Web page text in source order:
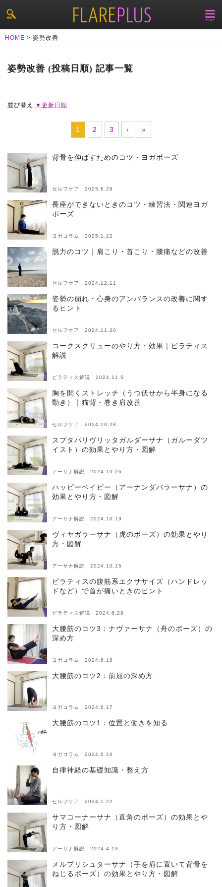
HOME > 姿勢改善
姿勢改善 (投稿日順) 記事一覧
並び替え ▼更新日順
1 2 3 › »
背骨を伸ばすためのコツ・ヨガポーズ
セルフケア 2025.8.29
長座ができないときのコツ・練習法・関連ヨガ
ポーズ
ヨガコラム 2025.1.22
脱力のコツ｜肩こり・首こり・腰痛などの改善
セルフケア 2024.12.11
姿勢の崩れ・心身のアンバランスの改善に関す
るヒント
セルフケア 2024.11.20
コークスクリューのやり方・効果｜ピラティス
解説
ピラティス解説 2024.11.5
胸を開くストレッチ（うつ伏せから半身になる
動き）｜猫背・巻き肩改善
セルフケア 2024.10.28
スプタパリヴリッタガルダーサナ（ガルーダツ
イスト）の効果とやり方・図解
アーサナ解説 2024.10.26
ハッピーベイビー（アーナンダバラーサナ）の
効果とやり方・図解
アーサナ解説 2024.10.19
ヴィヤガラーサナ（虎のポーズ）の効果とやり
方・図解
アーサナ解説 2024.10.15
ピラティスの腹筋系エクササイズ（ハンドレッ
ドなど）で首が痛いときのヒント
ピラティス解説 2024.6.28
大腰筋のコツ3：ナヴァーサナ（舟のポーズ）の
深め方
ヨガコラム 2024.6.18
大腰筋のコツ2：前屈の深め方
ヨガコラム 2024.6.17
大腰筋のコツ1：位置と働きを知る
ヨガコラム 2024.6.16
自律神経の基礎知識・整え方
セルフケア 2024.5.22
サマコーナーサナ（直角のポーズ）の効果とや
り方・図解
アーサナ解説 2024.4.13
メルプリシュターサナ（手を肩に置いて背骨を
ねじるポーズ）の効果とやり方・図解